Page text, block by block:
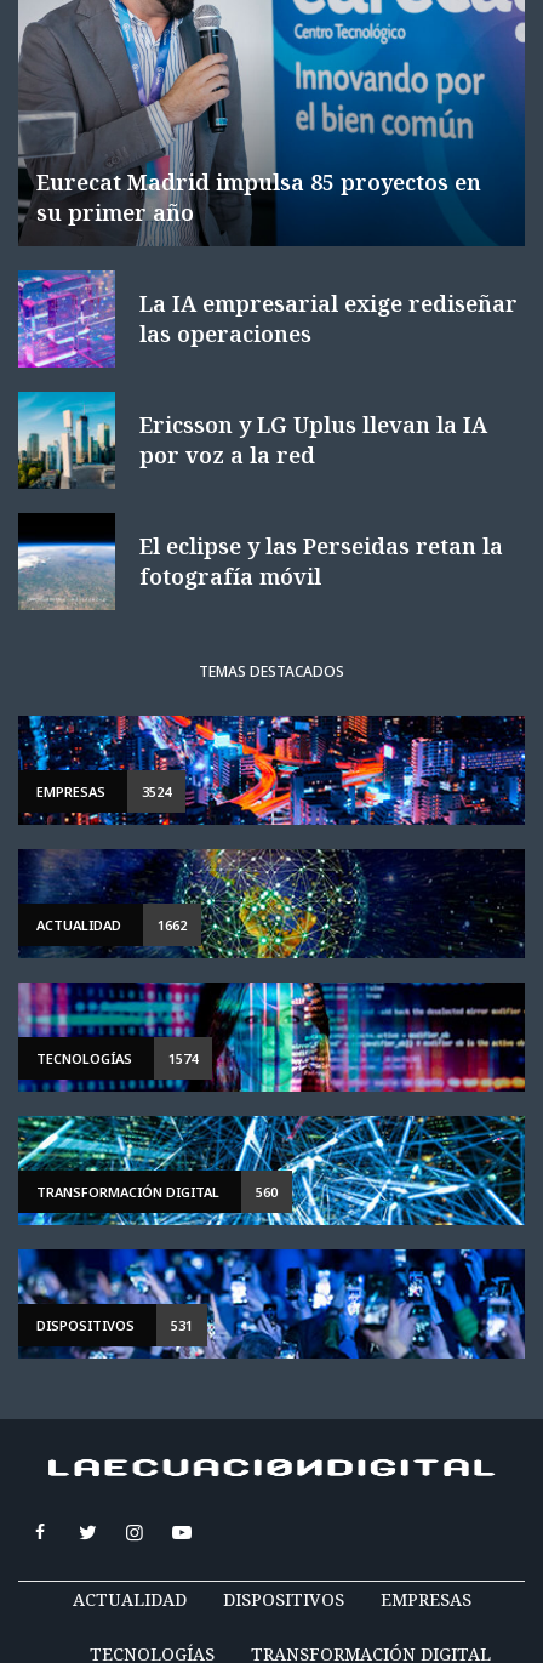
Eurecat Madrid impulsa 85 proyectos en
su primer año
La IA empresarial exige rediseñar
las operaciones
Ericsson y LG Uplus llevan la IA
por voz a la red
El eclipse y las Perseidas retan la
fotografía móvil
TEMAS DESTACADOS
EMPRESAS 3524
ACTUALIDAD 1662
TECNOLOGÍAS 1574
TRANSFORMACIÓN DIGITAL 560
DISPOSITIVOS 531
ACTUALIDAD DISPOSITIVOS EMPRESAS
TECNOLOGÍAS TRANSFORMACIÓN DIGITAL